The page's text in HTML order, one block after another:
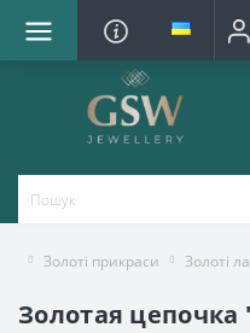
Золоті прикраси Золоті
Золотая цепочка